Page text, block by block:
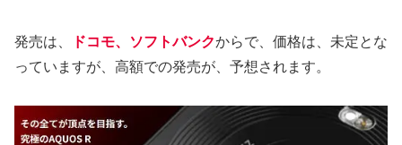
発売は、 ドコモ、ソフトバンクからで、価格は、未定とな
っていますが、高額での発売が、予想されます。